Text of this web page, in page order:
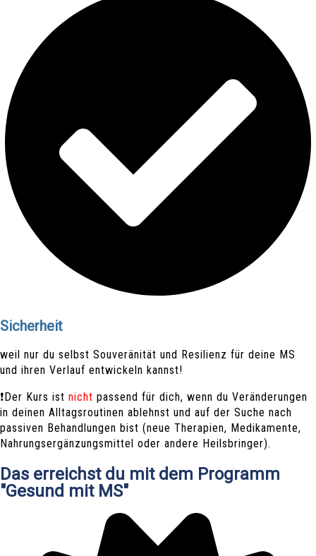
Sicherheit
weil nur du selbst Souveränität und Resilienz für deine MS
und ihren Verlauf entwickeln kannst!
❗Der Kurs ist nicht passend für dich, wenn du Veränderungen
in deinen Alltagsroutinen ablehnst und auf der Suche nach
passiven Behandlungen bist (neue Therapien, Medikamente,
Nahrungsergänzungsmittel oder andere Heilsbringer).
Das erreichst du mit dem Programm
"Gesund mit MS"